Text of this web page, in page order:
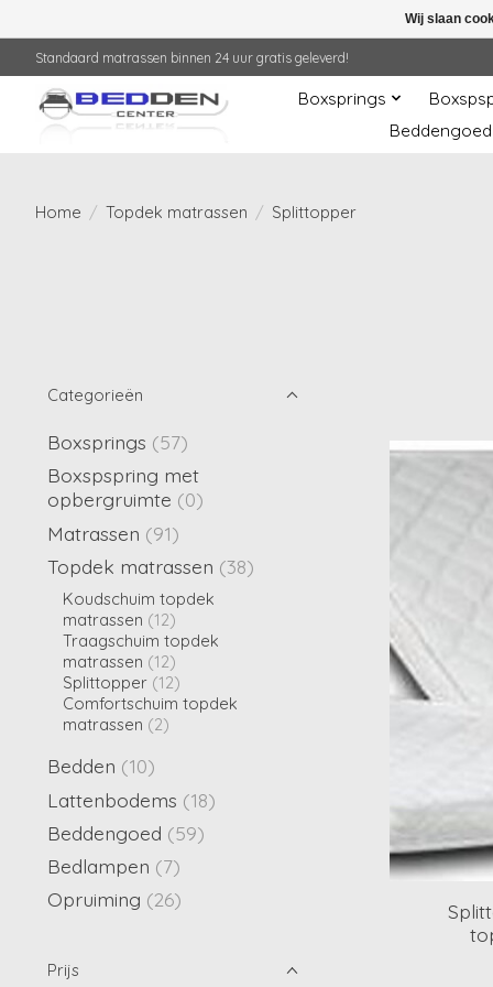
Standaard matrassen binnen 24 uur gratis geleverd!
Boxsprings
Beddengoed
Home / Topdek matrassen / Splittopper
Categorieën
Boxsprings (57)
Boxspspring met
opbergruimte (0)
Matrassen (91)
Topdek matrassen (38)
Koudschuim topdek
matrassen (12)
Traagschuim topdek
matrassen (12)
Splittopper (12)
Comfortschuim topdek
matrassen (2)
Bedden (10)
Lattenbodems (18)
Beddengoed (59)
Bedlampen (7)
Opruiming (26)
Prijs
Wij slaan